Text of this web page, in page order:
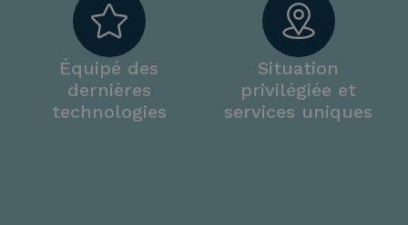
Équipé des
dernières
technologies
Situation
privilégiée et
services uniques